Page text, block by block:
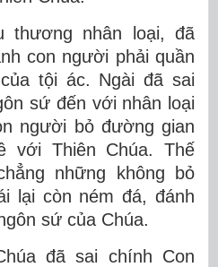
thương nhân loại, đã
con người phải quần
tội ác. Ngài đã sai
sứ đến với nhân loại
người bỏ đường gian
với Thiên Chúa. Thế
những không bỏ
lại còn ném đá, đánh
sứ của Chúa.
đã sai chính Con